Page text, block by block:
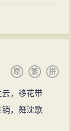
拼
繁
原
，移花带
销，舞沈歌